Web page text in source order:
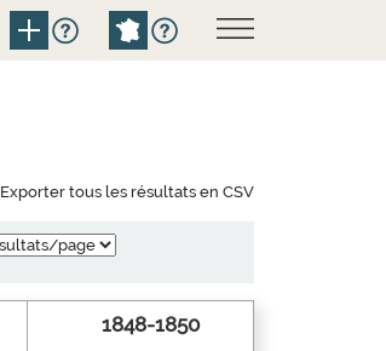
Exporter tous les résultats en CSV
1848-1850